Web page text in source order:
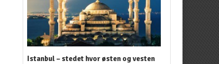
Istanbul – stedet hvor østen og vesten